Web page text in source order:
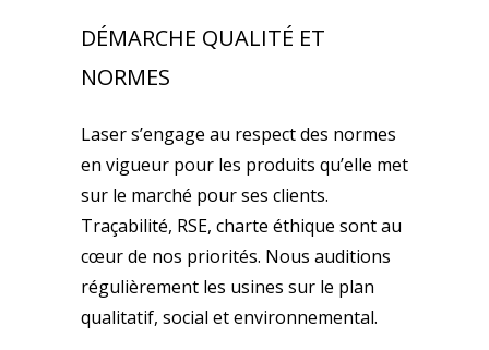
DÉMARCHE QUALITÉ ET
NORMES
Laser s’engage au respect des normes
en vigueur pour les produits qu’elle met
sur le marché pour ses clients.
Traçabilité, RSE, charte éthique sont au
cœur de nos priorités. Nous auditions
régulièrement les usines sur le plan
qualitatif, social et environnemental.